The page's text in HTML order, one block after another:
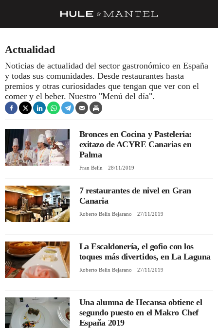
DESPENSA
BARRAS Y ESTRELLAS
DÓNDE COMER
ÍDOLOS DE MESAS
CUADERNO DE VIAJE
MENÚ DEL DÍA
A CUCHILLO
REGISTRO
Actualidad
Noticias de actualidad del sector gastronómico en España
y todas sus comunidades. Desde restaurantes hasta
premios y otras curiosidades que tengan que ver con el
comer y el beber. Nuestro "Menú del día".
Bronces en Cocina y Pastelería:
exitazo de ACYRE Canarias en
Palma
Fran Belín 28/11/2019
7 restaurantes de nivel en Gran
Canaria
Roberto Belín Bejarano 27/11/2019
La Escaldonería, el gofio con los
toques más divertidos, en La Laguna
Roberto Belín Bejarano 27/11/2019
Una alumna de Hecansa obtiene el
segundo puesto en el Makro Chef
España 2019